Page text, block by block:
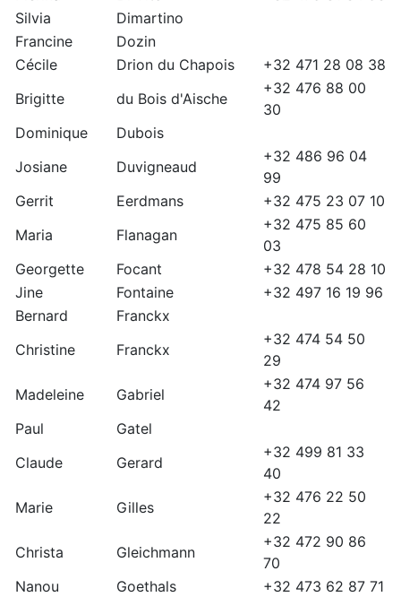
Silvia
Dimartino
Francine
Dozin
Cécile
Drion du Chapois
+32 471 28 08 38
Brigitte
du Bois d'Aische
+32 476 88 00
30
Dominique
Dubois
Josiane
Duvigneaud
+32 486 96 04
99
Gerrit
Eerdmans
+32 475 23 07 10
Maria
Flanagan
+32 475 85 60
03
Georgette
Focant
+32 478 54 28 10
Jine
Fontaine
+32 497 16 19 96
Bernard
Franckx
Christine
Franckx
+32 474 54 50
29
Madeleine
Gabriel
+32 474 97 56
42
Paul
Gatel
Claude
Gerard
+32 499 81 33
40
Marie
Gilles
+32 476 22 50
22
Christa
Gleichmann
+32 472 90 86
70
Nanou
Goethals
+32 473 62 87 71